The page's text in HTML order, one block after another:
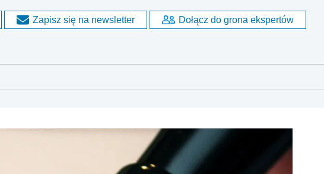
Zapisz się na newsletter Dołącz do grona ekspertów